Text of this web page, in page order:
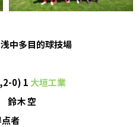
中多目的球技場
0) 1大垣工業
鈴木 空
者